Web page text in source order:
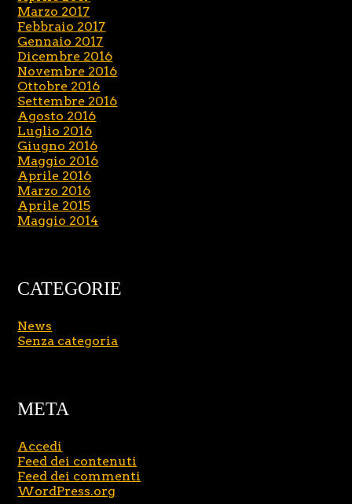
Marzo 2017
Febbraio 2017
Gennaio 2017
Dicembre 2016
Novembre 2016
Ottobre 2016
Settembre 2016
Agosto 2016
Luglio 2016
Giugno 2016
Maggio 2016
Aprile 2016
Marzo 2016
Aprile 2015
Maggio 2014
CATEGORIE
News
Senza categoria
META
Accedi
Feed dei contenuti
Feed dei commenti
WordPress.org